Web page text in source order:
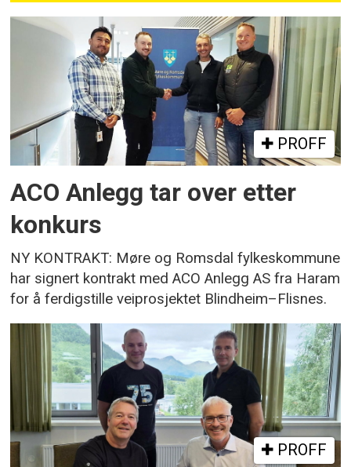
PROFF
ACO Anlegg tar over etter
konkurs
NY KONTRAKT: Møre og Romsdal fylkeskommune
har signert kontrakt med ACO Anlegg AS fra Haram
for å ferdigstille veiprosjektet Blindheim–Flisnes.
PROFF